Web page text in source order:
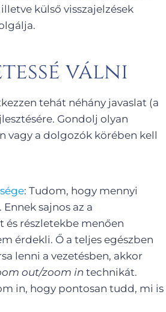
külső visszajelzések
válni
tehát néhány javaslat (a
Gondolj olyan
vagy a dolgozók körében kell
: Tudom, hogy mennyi
sajnos az a
és részletekbe menően
érdekli. Ő a teljes egészben
lenni a vezetésben, akkor
out/zoom in technikát.
in, hogy pontosan tudd, mi is